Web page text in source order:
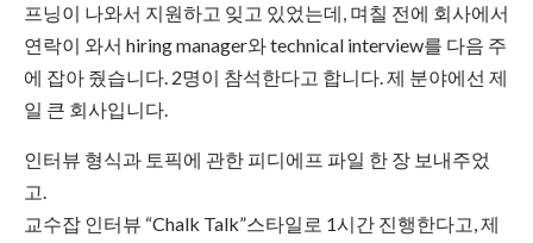
프닝이 나와서 지원하고 잊고 있었는데, 며칠 전에 회사에서
연락이 와서 hiring manager와 technical interview를 다음 주
에 잡아 줬습니다. 2명이 참석한다고 합니다. 제 분야에선 제
일 큰 회사입니다.
인터뷰 형식과 토픽에 관한 피디에프 파일 한 장 보내주었
고.
교수잡 인터뷰 “Chalk Talk”스타일로 1시간 진행한다고, 제